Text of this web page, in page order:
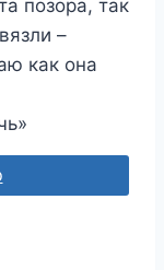
позора, так
–
как она